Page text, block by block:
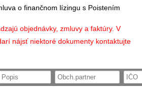
o finančnom lízingu s Poistením
objednávky, zmluvy a faktúry. V
nájsť niektoré dokumenty kontaktujte